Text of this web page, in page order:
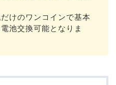
けのワンコインで基本
池交換可能となりま